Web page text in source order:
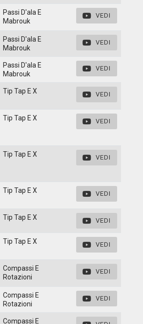
Passi D'ala E
Mabrouk
VEDI
Passi D'ala E
Mabrouk
VEDI
Passi D'ala E
Mabrouk
VEDI
Tip Tap E X VEDI
Tip Tap E X VEDI
Tip Tap E X VEDI
Tip Tap E X VEDI
Tip Tap E X VEDI
Tip Tap E X VEDI
Compassi E
Rotazioni
VEDI
Compassi E
Rotazioni
VEDI
Compassi E